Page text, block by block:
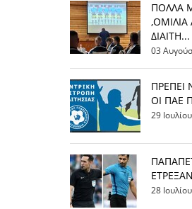
ΠΟΛΛΑ
ΔΙΑΙΤΗ...
03
ΠΡΕΠΕΙ
ΟΙ ΠΑΕ
29
28